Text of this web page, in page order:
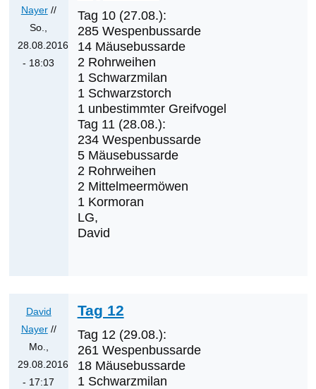
von
Klaus
Cerjak
Nayer//
So.,
28.08.2016
- 18:03
Erstnachweise
Tag 10 (27.08.):
285 Wespenbussarde
14 Mäusebussarde
2 Rohrweihen
1 Schwarzmilan
1 Schwarzstorch
1 unbestimmter Greifvogel
Tag 11 (28.08.):
234 Wespenbussarde
5 Mäusebussarde
2 Rohrweihen
2 Mittelmeermöwen
1 Kormoran
LG,
David
David
Nayer//
Mo.,
29.08.2016
- 17:17
Tag 12
Tag 12 (29.08.):
261 Wespenbussarde
18 Mäusebussarde
1 Schwarzmilan